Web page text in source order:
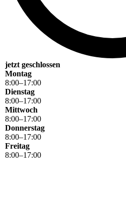
jetzt geschlossen
Montag
8:00–17:00
Dienstag
8:00–17:00
Mittwoch
8:00–17:00
Donnerstag
8:00–17:00
Freitag
8:00–17:00